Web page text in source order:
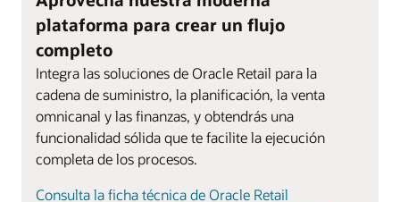
plataforma para crear un flujo
completo
Integra las soluciones de Oracle Retail para la
cadena de suministro, la planificación, la venta
omnicanal y las finanzas, y obtendrás una
funcionalidad sólida que te facilite la ejecución
completa de los procesos.
Consulta la ficha técnica de Oracle Retail